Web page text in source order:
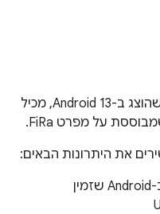
מודול ה-Ultra Wideband‏ (UWB), שהוצג ב-Android 13, מכיל
מערך מלא של UWB מקורי ב-Android שזמין